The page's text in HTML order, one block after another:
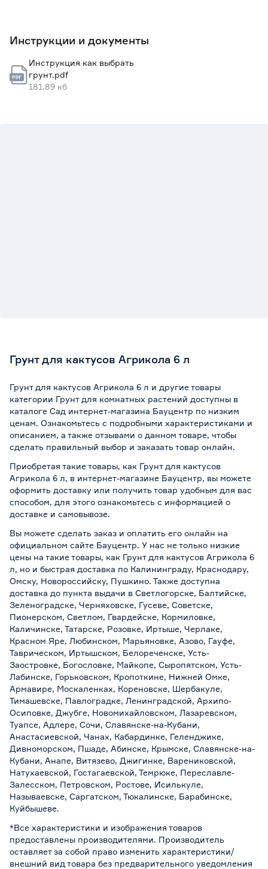
Инструкции и документы
Инструкция как выбрать
грунт.pdf
181.89 кб
Грунт для кактусов Агрикола 6 л
Грунт для кактусов Агрикола 6 л и другие товары
категории Грунт для комнатных растений доступны в
каталоге Сад интернет-магазина Бауцентр по низким
ценам. Ознакомьтесь с подробными характеристиками и
описанием, а также отзывами о данном товаре, чтобы
сделать правильный выбор и заказать товар онлайн.
Приобретая такие товары, как Грунт для кактусов
Агрикола 6 л, в интернет-магазине Бауцентр, вы можете
оформить доставку или получить товар удобным для вас
способом, для этого ознакомьтесь с информацией о
доставке и самовывозе.
Вы можете сделать заказ и оплатить его онлайн на
официальном сайте Бауцентр. У нас не только низкие
цены на такие товары, как Грунт для кактусов Агрикола 6
л, но и быстрая доставка по Калининграду, Краснодару,
Омску, Новороссийску, Пушкино. Также доступна
доставка до пункта выдачи в Светлогорске, Балтийске,
Зеленоградске, Черняховске, Гусеве, Советске,
Пионерском, Светлом, Гвардейске, Кормиловке,
Каличинске, Татарске, Розовке, Иртыше, Черлаке,
Красном Яре, Любинском, Марьяновке, Азово, Гауфе,
Таврическом, Иртышском, Белореченске, Усть-
Заостровке, Богословке, Майкопе, Сыропятском, Усть-
Лабинске, Горьковском, Кропоткине, Нижней Омке,
Армавире, Москаленках, Кореновске, Шербакуле,
Тимашевске, Павлоградке, Ленинградской, Архипо-
Осиповке, Джубге, Новомихайловском, Лазаревском,
Туапсе, Адлере, Сочи, Славянске-на-Кубани,
Анастасиевской, Чанах, Кабардинке, Геленджике,
Дивноморском, Пшаде, Абинске, Крымске, Славянске-на-
Кубани, Анапе, Витязево, Джигинке, Варениковской,
Натухаевской, Гостагаевской, Темрюке, Переславле-
Залесском, Петровском, Ростове, Исилькуле,
Называевске, Саргатском, Тюкалинске, Барабинске,
Куйбышеве.
*Все характеристики и изображения товаров
предоставлены производителями. Производитель
оставляет за собой право изменить характеристики/
внешний вид товара без предварительного уведомления